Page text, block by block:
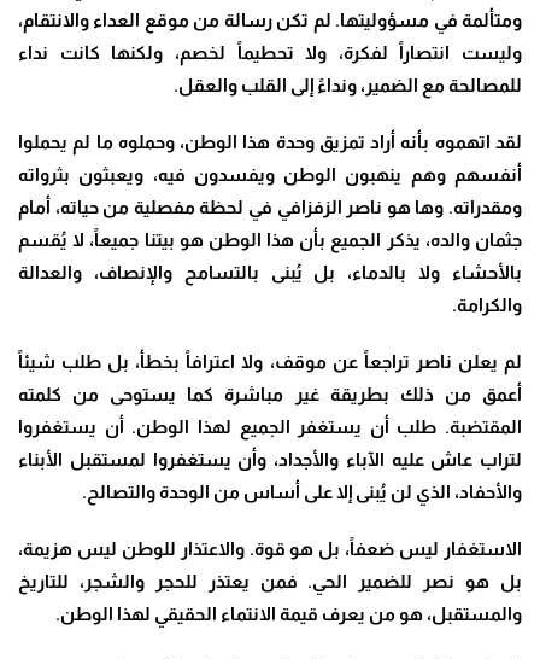
ومتألمة في مسؤوليتها. لم تكن رسالة من موقع العداء والانتقام،
وليست انتصاراً لفكرة، ولا تحطيماً لخصم، ولكنها كانت نداء
للمصالحة مع الضمير، ونداءً إلى القلب والعقل.
لقد اتهموه بأنه أراد تمزيق وحدة هذا الوطن، وحملوه ما لم يحملوا
أنفسهم وهم ينهبون الوطن ويفسدون فيه، ويعبثون بثرواته
ومقدراته. وها هو ناصر الزفزافي في لحظة مفصلية من حياته، أمام
جثمان والده، يذكر الجميع بأن هذا الوطن هو بيتنا جميعاً، لا يُقسم
بالأحشاء ولا بالدماء، بل يُبنى بالتسامح والإنصاف، والعدالة
والكرامة.
لم يعلن ناصر تراجعاً عن موقف، ولا اعترافاً بخطأ، بل طلب شيئاً
أعمق من ذلك بطريقة غير مباشرة كما يستوحى من كلمته
المقتضبة. طلب أن يستغفر الجميع لهذا الوطن. أن يستغفروا
لتراب عاش عليه الآباء والأجداد، وأن يستغفروا لمستقبل الأبناء
والأحفاد، الذي لن يُبنى إلا على أساس من الوحدة والتصالح.
الاستغفار ليس ضعفاً، بل هو قوة. والاعتذار للوطن ليس هزيمة،
بل هو نصر للضمير الحي. فمن يعتذر للحجر والشجر، للتاريخ
والمستقبل، هو من يعرف قيمة الانتماء الحقيقي لهذا الوطن.